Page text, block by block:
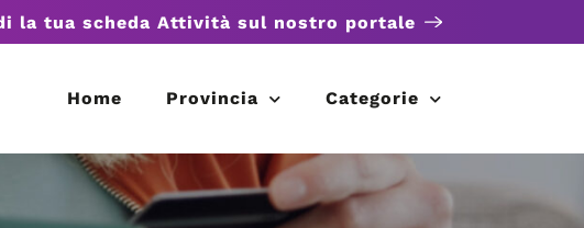
la tua scheda Attività sul nostro portale
Home Provincia Categorie